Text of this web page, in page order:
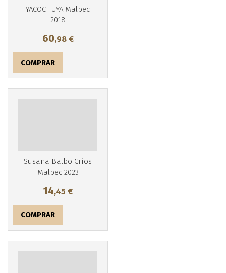
YACOCHUYA Malbec
2018
60,98 €
COMPRAR
Susana Balbo Crios
Malbec 2023
14,45 €
COMPRAR